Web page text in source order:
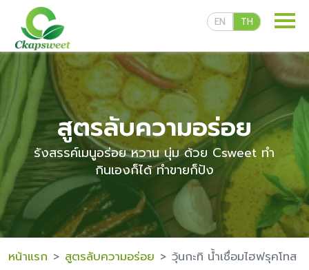
EN TH
ผลิตภัณฑ์ของเรา
สูตรลับความอร่อย
สูตรลับความอร่อย
รังสรรค์เมนูอร่อย หวาน นุ่ม ด้วย Csweet ทำ
กินเองก็ได้ ทำขายก็ปัง
หน้าแรก สูตรลับความอร่อย วุ้นกะทิ น้ำเชื่อมไฮฟรุคโทส